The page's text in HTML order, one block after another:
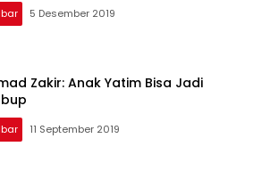
5 Desember 2019
Zakir: Anak Yatim Bisa Jadi
11 September 2019